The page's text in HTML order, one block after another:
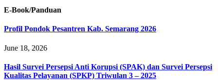
E-Book/Panduan
Profil Pondok Pesantren Kab. Semarang 2026
June 18, 2026
Hasil Survei Persepsi Anti Korupsi (SPAK) dan Survei Persepsi
Kualitas Pelayanan (SPKP) Triwulan 3 – 2025